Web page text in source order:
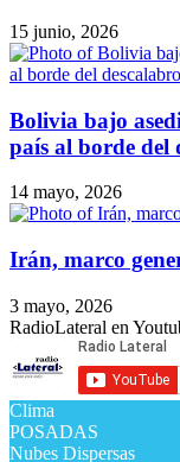
15 junio, 2026
Bolivia bajo
país al borde del
14 mayo, 2026
Irán, marco
3 mayo, 2026
RadioLateral en
Clima
POSADAS
Nubes Dispersas